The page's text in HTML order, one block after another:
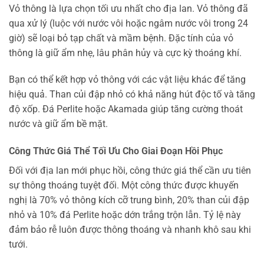
Vỏ thông là lựa chọn tối ưu nhất cho địa lan. Vỏ thông đã
qua xử lý (luộc với nước vôi hoặc ngâm nước vôi trong 24
giờ) sẽ loại bỏ tạp chất và mầm bệnh. Đặc tính của vỏ
thông là giữ ẩm nhẹ, lâu phân hủy và cực kỳ thoáng khí.
Bạn có thể kết hợp vỏ thông với các vật liệu khác để tăng
hiệu quả. Than củi đập nhỏ có khả năng hút độc tố và tăng
độ xốp. Đá Perlite hoặc Akamada giúp tăng cường thoát
nước và giữ ẩm bề mặt.
Công Thức Giá Thể Tối Ưu Cho Giai Đoạn Hồi Phục
Đối với địa lan mới phục hồi, công thức giá thể cần ưu tiên
sự thông thoáng tuyệt đối. Một công thức được khuyến
nghị là 70% vỏ thông kích cỡ trung bình, 20% than củi đập
nhỏ và 10% đá Perlite hoặc dớn trắng trộn lẫn. Tỷ lệ này
đảm bảo rễ luôn được thông thoáng và nhanh khô sau khi
tưới.